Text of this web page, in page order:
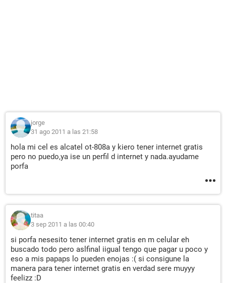
jorge
31 ago 2011 a las 21:58
hola mi cel es alcatel ot-808a y kiero tener internet gratis
pero no puedo,ya ise un perfil d internet y nada.ayudame
porfa
titaa
3 sep 2011 a las 00:40
si porfa nesesito tener internet gratis en m celular eh
buscado todo pero aslfinal iigual tengo que pagar u poco y
eso a mis papaps lo pueden enojas :( si consigune la
manera para tener internet gratis en verdad sere muyyy
feelizz :D